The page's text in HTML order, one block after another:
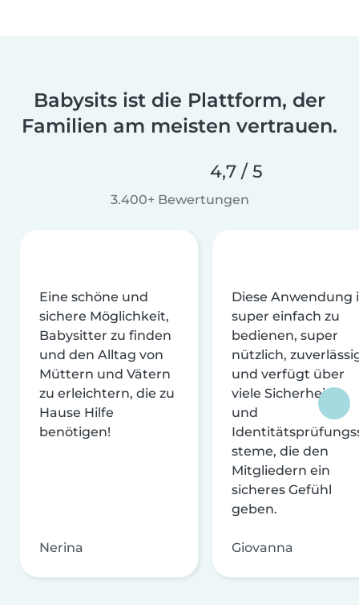
Babysits ist die Plattform, der
Familien am meisten vertrauen.
4,7 / 5
3.400+ Bewertungen
Eine schöne und
sichere Möglichkeit,
Babysitter zu finden
und den Alltag von
Müttern und Vätern
zu erleichtern, die zu
Hause Hilfe
benötigen!
Nerina
Diese Anwendung
super einfach zu
bedienen, super
nützlich,
und verfügt über
viele Sicherheits-
und
steme, die den
Mitgliedern ein
sicheres Gefühl
geben.
Giovanna